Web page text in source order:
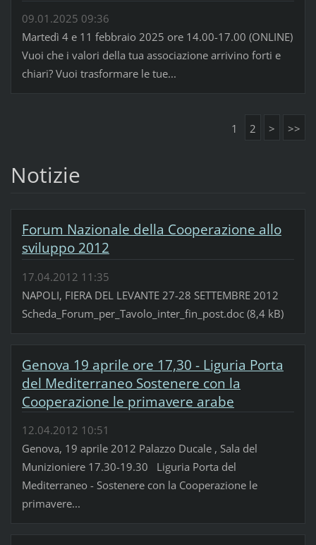
09.01.2025 09:36
Martedì 4 e 11 febbraio 2025 ore 14.00-17.00 (ONLINE)
Vuoi che i valori della tua associazione arrivino forti e
chiari? Vuoi trasformare le tue...
1 2 > >>
Notizie
Forum Nazionale della Cooperazione allo
sviluppo 2012
17.04.2012 11:35
NAPOLI, FIERA DEL LEVANTE 27-28 SETTEMBRE 2012
Scheda_Forum_per_Tavolo_inter_fin_post.doc (8,4 kB)
Genova 19 aprile ore 17,30 - Liguria Porta
del Mediterraneo Sostenere con la
Cooperazione le primavere arabe
12.04.2012 10:51
Genova, 19 aprile 2012 Palazzo Ducale , Sala del
Munizioniere 17.30-19.30 Liguria Porta del
Mediterraneo - Sostenere con la Cooperazione le
primavere...